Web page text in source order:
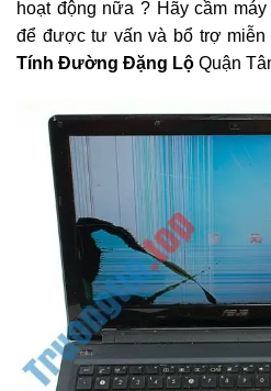
hoạt động nữa ? Hãy cầm
để được tư vấn và bổ trợ
Tính Đường Đặng Lộ Quận